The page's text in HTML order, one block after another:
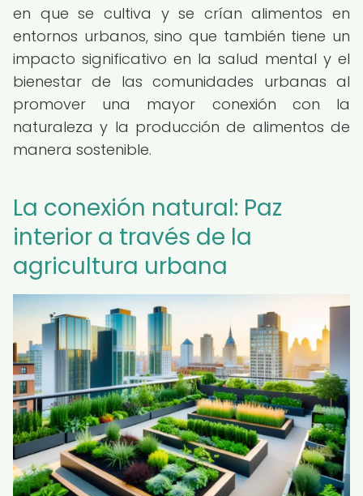
en que se cultiva y se crían alimentos en
entornos urbanos, sino que también tiene un
impacto significativo en la salud mental y el
bienestar de las comunidades urbanas al
promover una mayor conexión con la
naturaleza y la producción de alimentos de
manera sostenible.
La conexión natural: Paz
interior a través de la
agricultura urbana